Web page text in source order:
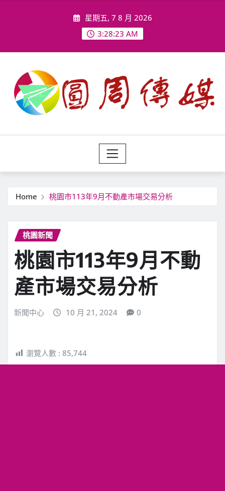
星期五, 7 8 月 2026
3:28:25 AM
Home 桃園市113年9月不動產市場交易分析
桃園新聞
桃園市113年9月不動
產市場交易分析
新聞中心 10 月 21, 2024 0
瀏覽人數 : 85,744